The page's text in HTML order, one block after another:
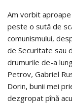
Am vorbit
peste o sută de
comunismului,
de Securitate sau
drumurile de-a
Petrov, Gabriel
Dorin, bunii mei
dezgropat pînă